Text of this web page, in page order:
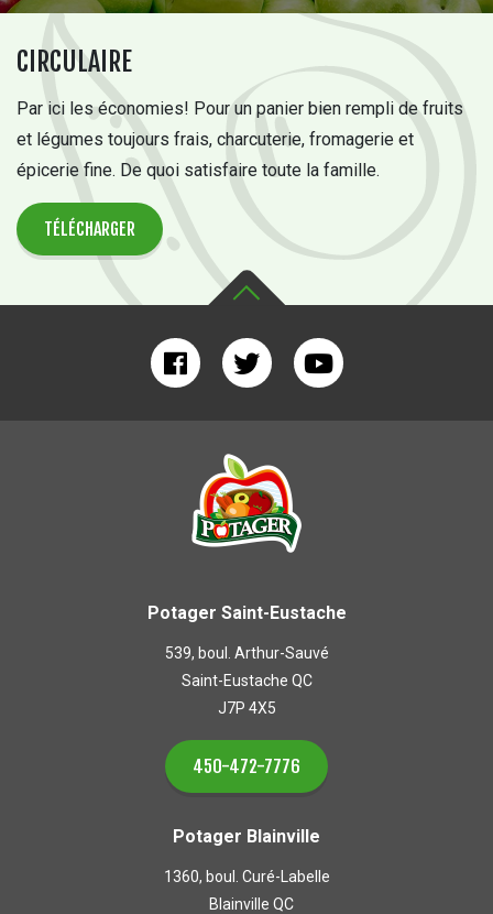
CIRCULAIRE
Par ici les économies! Pour un panier bien rempli de fruits
et légumes toujours frais, charcuterie, fromagerie et
épicerie fine. De quoi satisfaire toute la famille.
TÉLÉCHARGER
Potager Saint-Eustache
539, boul. Arthur-Sauvé
Saint-Eustache QC
J7P 4X5
450-472-7776
Potager Blainville
1360, boul. Curé-Labelle
Blainville QC